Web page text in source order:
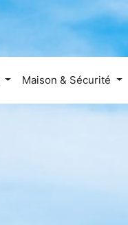
Maison & Sécurité